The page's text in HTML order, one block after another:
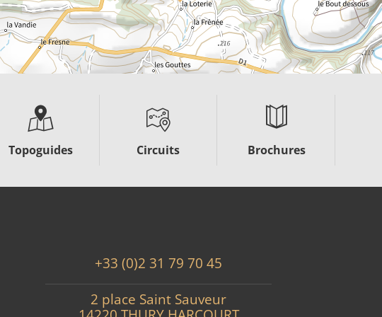
Topoguides Circuits Brochures
+33 (0)2 31 79 70 45
2 place Saint Sauveur